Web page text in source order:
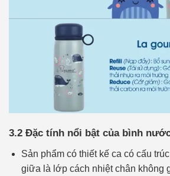
3.2 Đặc tính nổi bật của bình
Sản phẩm có thiết kế ca có cấu
giữa là lớp cách nhiệt chân không